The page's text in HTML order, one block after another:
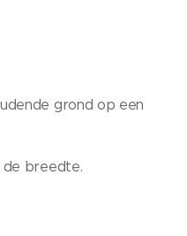
grond op een
breedte.